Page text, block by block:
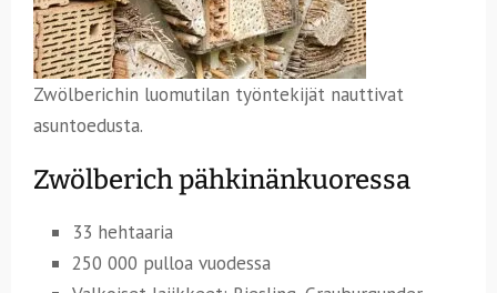
Zwölberichin luomutilan työntekijät nauttivat
asuntoedusta.
Zwölberich pähkinänkuoressa
33 hehtaaria
250 000 pulloa vuodessa